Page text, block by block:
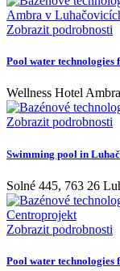
Zobrazit podrobnosti
Pool water technologies
Wellness Hotel
Zobrazit podrobnosti
Swimming pool in
Solné 445, 763 26
Zobrazit podrobnosti
Pool water technologies